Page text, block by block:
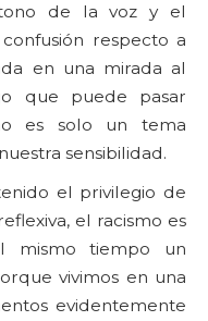
de la voz y el
respecto a
en una mirada al
que puede pasar
es solo un tema
sensibilidad.
el privilegio de
el racismo es
mismo tiempo un
vivimos en una
evidentemente